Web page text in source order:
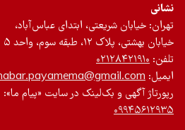
خیابان شریعتی، ابتدای عباس‌آباد،
بهشتی، پلاک ۱۲، طبقه سوم، واحد ۵
۰۲۱۲۸۴۲۱۹۱۰
khabar.payamema@gmail.com
آگهی و بک‌لینک در سایت «پیام ما»: